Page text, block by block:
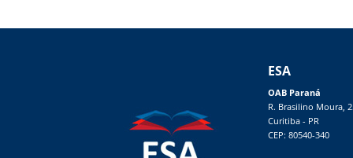
ESA
OAB Paraná
R. Brasilino Moura,
Curitiba - PR
CEP: 80540-340